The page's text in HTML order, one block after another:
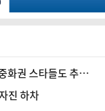
화권 스타들도 추모
진 하차